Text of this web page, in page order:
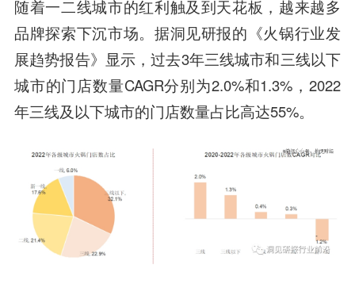
随着一二线城市的红利触及到天花板，越来越多
品牌探索下沉市场。据洞见研报的《火锅行业发
展趋势报告》显示，过去3年三线城市和三线以下
城市的门店数量CAGR分别为2.0%和1.3%，2022
年三线及以下城市的门店数量占比高达55%。